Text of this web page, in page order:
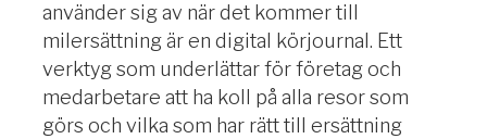
använder sig av när det kommer till
milersättning är en digital körjournal. Ett
verktyg som underlättar för företag och
medarbetare att ha koll på alla resor som
görs och vilka som har rätt till ersättning